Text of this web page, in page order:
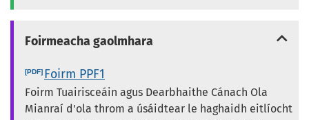
Foirmeacha gaolmhara
Foirm PPF1
Foirm Tuairisceáin agus Dearbhaithe Cánach Ola
Mianraí d'ola throm a úsáidtear le haghaidh eitlíocht